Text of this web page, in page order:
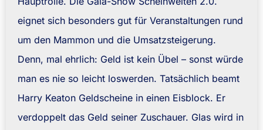
eignet sich besonders gut für Veranstaltungen rund
um den Mammon und die Umsatzsteigerung.
Denn, mal ehrlich: Geld ist kein Übel – sonst würde
man es nie so leicht loswerden. Tatsächlich beamt
Harry Keaton Geldscheine in einen Eisblock. Er
verdoppelt das Geld seiner Zuschauer. Glas wird in